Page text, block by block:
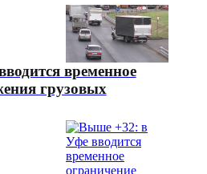
временное
грузовых